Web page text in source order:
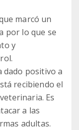
marcó un
por lo que se
y
dado positivo a
recibiendo el
Es
a las
adultas.